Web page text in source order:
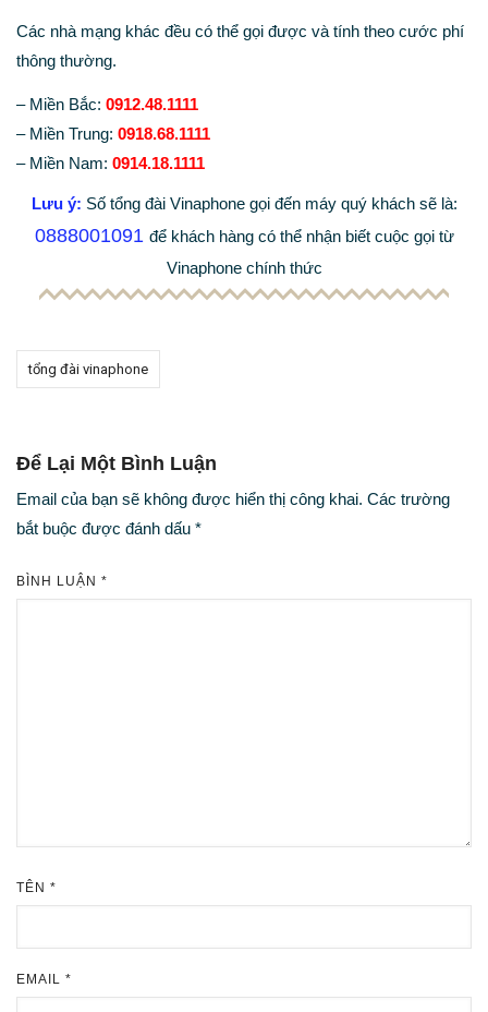
Các nhà mạng khác đều có thể gọi được và tính theo cước phí
thông thường.
– Miền Bắc: 0912.48.1111
– Miền Trung: 0918.68.1111
– Miền Nam: 0914.18.1111
Lưu ý: Số tổng đài Vinaphone gọi đến máy quý khách sẽ là:
0888001091 để khách hàng có thể nhận biết cuộc gọi từ
Vinaphone chính thức
tổng đài vinaphone
Để Lại Một Bình Luận
Email của bạn sẽ không được hiển thị công khai. Các trường
bắt buộc được đánh dấu *
BÌNH LUẬN *
TÊN *
EMAIL *